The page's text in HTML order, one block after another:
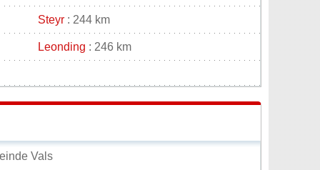
Steyr : 244 km
Leonding : 246 km
Vals